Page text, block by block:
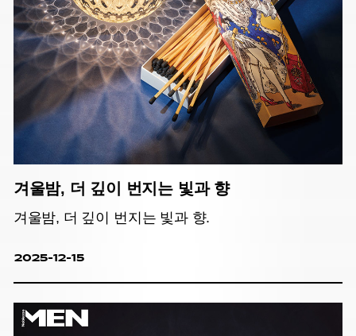
겨울밤, 더 깊이 번지는 빛과 향
겨울밤, 더 깊이 번지는 빛과 향.
2025-12-15